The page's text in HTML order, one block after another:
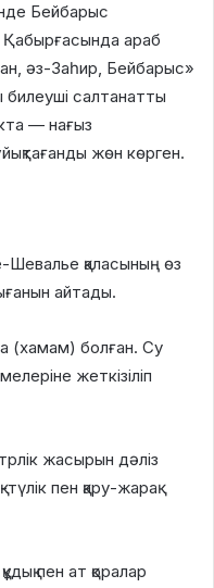
Бейбарыс
Қабырғасында араб
әз-Заһир, Бейбарыс»
салтанатты
— нағыз
жөн көрген.
қаласының өз
айтады.
(хамам) болған. Су
жеткізіліп
жасырын дәліз
түлік пен қару-жарақ
пен ат қоралар